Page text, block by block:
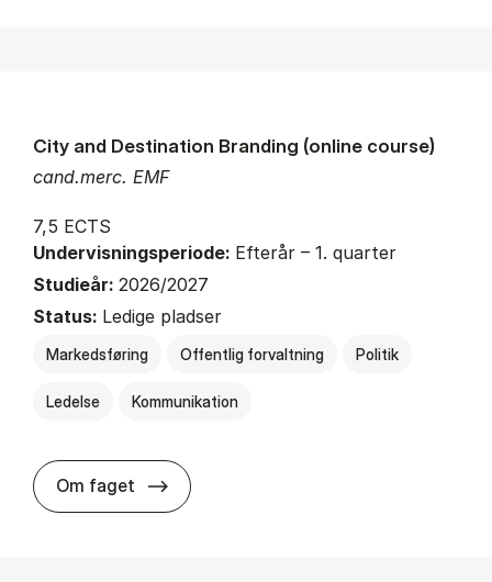
cand.merc. EMF
City and Destination Branding (online course)
7,5 ECTS
Undervisningsperiode: Efterår – 1. quarter
Studieår: 2026/2027
Status: Ledige pladser
Markedsføring Offentlig forvaltning Politik
Ledelse Kommunikation
Om faget about